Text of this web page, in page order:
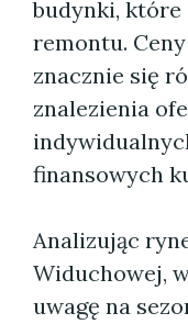
budynki, które
remontu.
znacznie się
znalezienia
finansowych
Analizując
Widuchowej,
uwagę na